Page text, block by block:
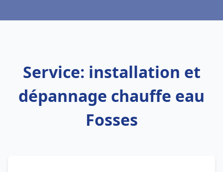
Service: installation et
dépannage chauffe eau
Fosses